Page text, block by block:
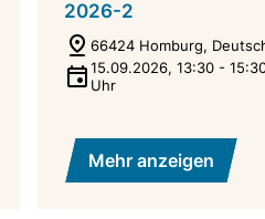
2026-2
66424 Homburg,
15.09.2026, 13:30 -
Uhr
Mehr anzeigen